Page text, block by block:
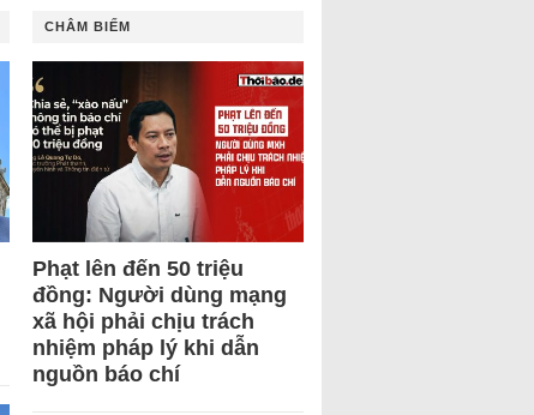
CHÂM BIẾM
Phạt lên đến 50 triệu
đồng: Người dùng mạng
xã hội phải chịu trách
nhiệm pháp lý khi dẫn
nguồn báo chí